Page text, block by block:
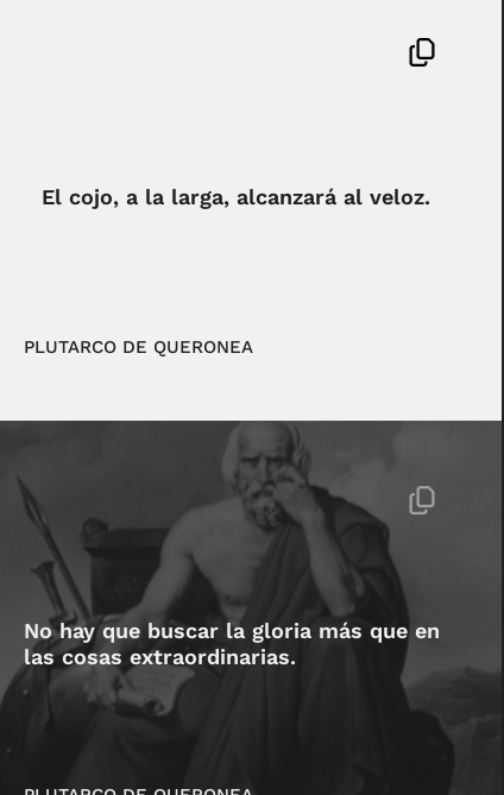
El cojo, a la larga, alcanzará al veloz.
PLUTARCO DE QUERONEA
No hay que buscar la gloria más que en
las cosas extraordinarias.